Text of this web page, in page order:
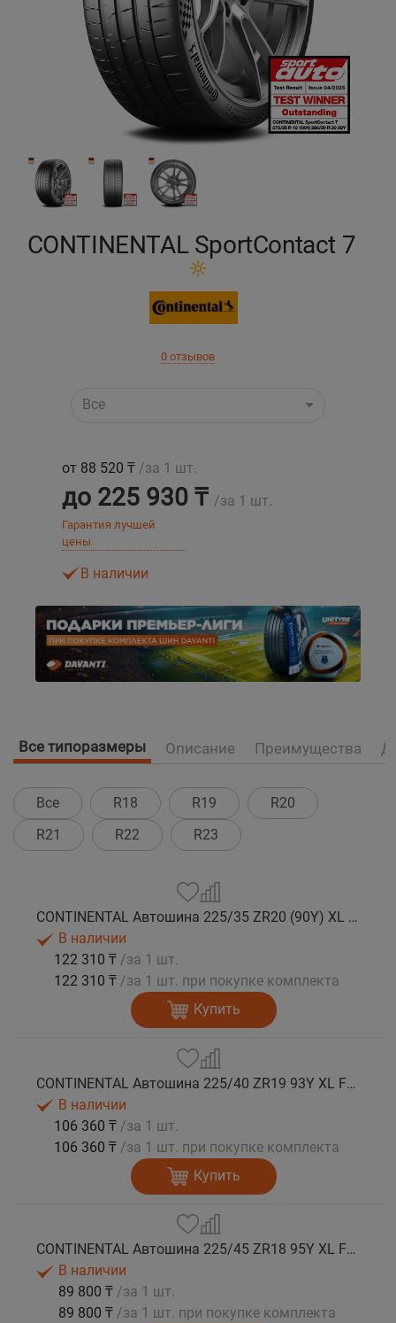
CONTINENTAL SportContact 7
0 отзывов
Все
от 88 520 ₸ /за 1 шт.
до 225 930 ₸ /за 1 шт.
Гарантия лучшей
цены
В наличии
Все типоразмеры Описание Преимущества
Все R18 R19
R20
R21
R22 R23
CONTINENTAL Автошина 225/35 ZR20 (90Y) XL FR SportContact 7 лето
В наличии
122 310 ₸ /за 1 шт.
122 310 ₸ /за 1 шт. при покупке комплекта
Купить
CONTINENTAL Автошина 225/40 ZR19 93Y XL FR SportContact 7 лето
В наличии
106 360 ₸ /за 1 шт.
106 360 ₸ /за 1 шт. при покупке комплекта
Купить
CONTINENTAL Автошина 225/45 ZR18 95Y XL FR SportContact 7 лето
В наличии
89 800 ₸ /за 1 шт.
89 800 ₸ /за 1 шт. при покупке комплекта
Павлодар
Петропавловск
Семей
Усть-Каменогорск
Шымкент
Экибастуз
Бишкек